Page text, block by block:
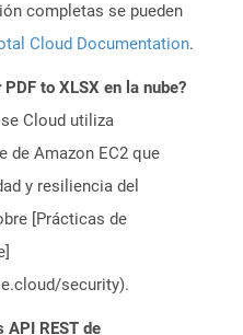
completas se pueden
Cloud Documentation.
to XLSX en la nube?
Cloud utiliza
de Amazon EC2 que
y resiliencia del
[Prácticas de
security).
API REST de